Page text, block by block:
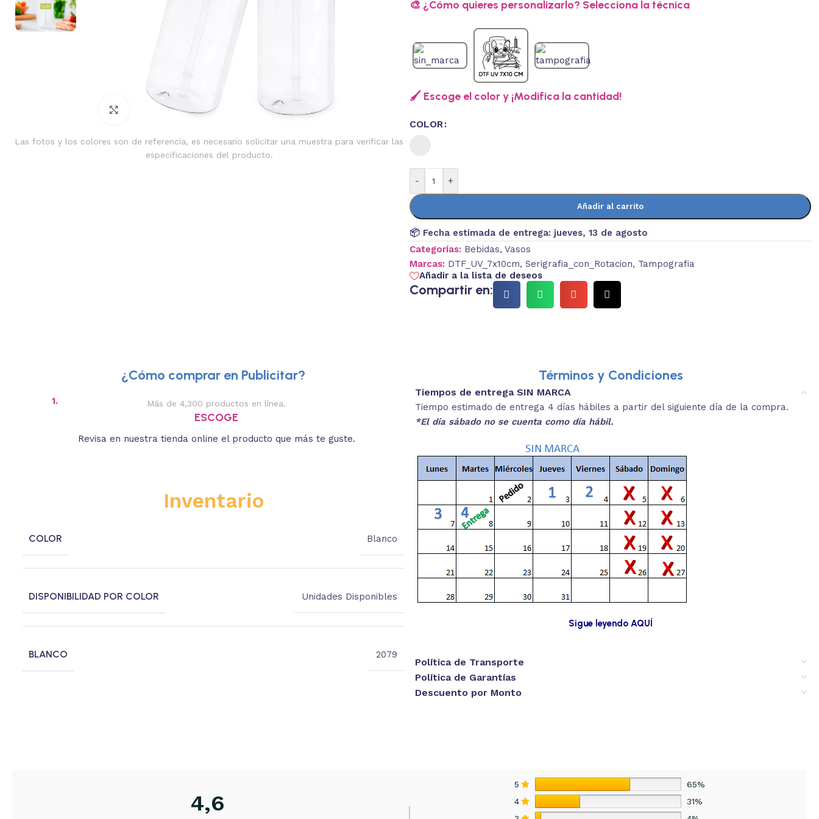
Clic para ampliar
Las fotos y los colores son de referencia, es necesario solicitar una muestra para verificar las
especificaciones del producto.
🎨 ¿Cómo quieres personalizarlo? Selecciona la técnica
🖌️ Escoge el color y ¡Modifica la cantidad!
COLOR
- +
Añadir al carrito
📦 Fecha estimada de entrega: jueves, 13 de agosto
Categorías: Bebidas, Vasos
Marcas: DTF_UV_7x10cm, Serigrafia_con_Rotacion, Tampografia
Añadir a la lista de deseos
Compartir en:
¿Cómo comprar en Publicitar?
2. Descripciones breves y medidas aproximadas.
REVISA
Lee las especificaciones del producto, que sean acordes a lo que
Colores disponibles con inventario.
SELECCIONA
unidades que necesitas.
4.
Inventario
COLOR Blanco
DISPONIBILIDAD POR COLOR Unidades Disponibles
BLANCO 2079
Términos y Condiciones
Tiempos de entrega SIN MARCA
Tiempo estimado de entrega 4 días hábiles a partir del siguiente día de la compra.
*El día sábado no se cuenta como día hábil.
Sigue leyendo AQUÍ
Política de Transporte
Política de Garantías
Descuento por Monto
4,6
5
65%
4
31%